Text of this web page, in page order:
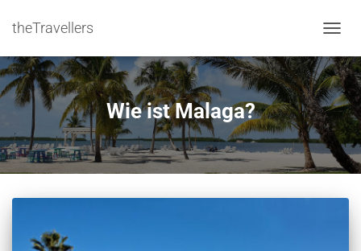
theTravellers
Wie ist Malaga?